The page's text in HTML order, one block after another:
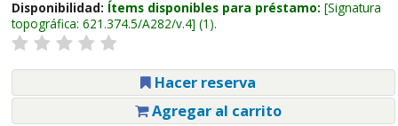
Disponibilidad: Ítems disponibles para préstamo: Signatura
topográfica: 621.374.5/A282/v.4 (1).
Hacer reserva
Agregar al carrito